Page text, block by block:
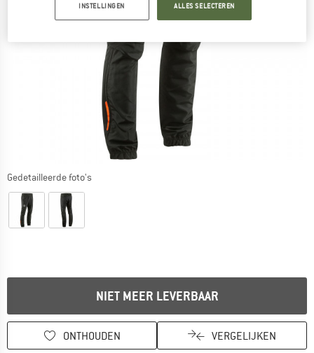
Gedetailleerde foto's
NIET MEER LEVERBAAR
ONTHOUDEN VERGELIJKEN
INSTELLINGEN ALLES SELECTEREN